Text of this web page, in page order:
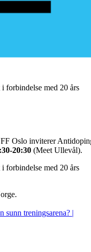
forbindelse med 20 års
Oslo inviterer
20:30 (Meet Ullevål).
forbindelse med 20 års
sunn treningsarena? |